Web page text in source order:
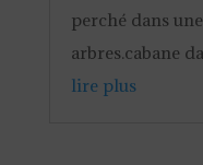
perché dans
arbres.cabane
lire plus